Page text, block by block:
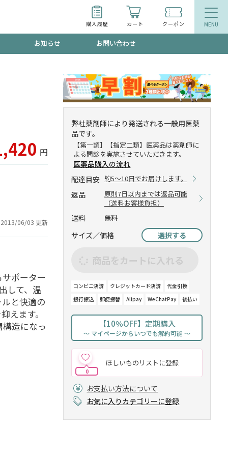
購入履歴 カート クーポン
食品
ールで、夏の頭皮ストレスを完全リセッ
フが贈る音声プログラム
るものが一目でわかるランキング
お知らせ お問い合わせ
円
2013/06/03 更新
ポーター
して、温
と快適の
えます。
造になっ
弊社薬剤師により発送される一般用医薬
品です。
【第一類】【指定二類】医薬品は薬剤師に
よる問診を実施させていただきます。
医薬品購入の流れ
配達目安 約5～10日でお届けします。
返品
原則7日以内までは返品可能
（送料お客様負担）
送料 無料
サイズ／価格 選択する
商品をカートに入れる
コンビニ決済 クレジットカード決済
代金引換
銀行振込
郵便振替 Alipay WeChatPay 後払い
【10％OFF】定期購入
～ マイページからいつでも解約可能 ～
ほしいものリストに登録
0
お支払い方法について
お気に入りカテゴリーに登録